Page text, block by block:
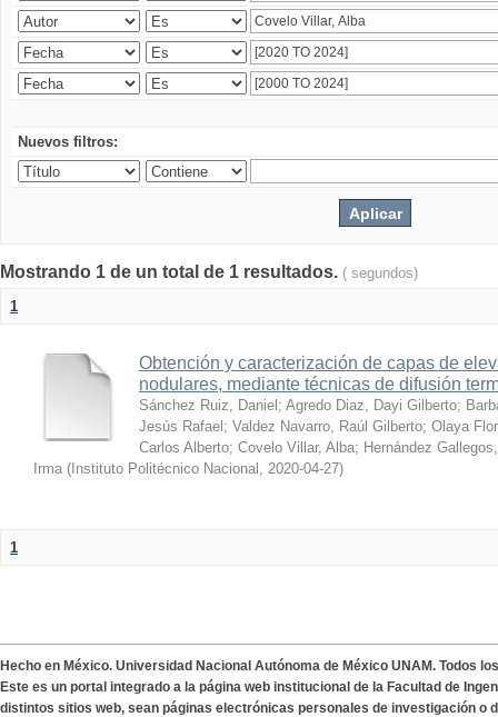
Nuevos filtros:
Mostrando 1 de un total de 1 resultados. ( segundos)
1
Obtención y caracterización de capas de
nodulares, mediante técnicas de difusión
Sánchez Ruiz, Daniel ; Agredo Diaz, Dayi Gilberto;
Jesús Rafael ; Valdez Navarro, Raúl Gilberto; Olaya
Carlos Alberto; Covelo Villar, Alba; Hernández
Irma ( Instituto Politécnico Nacional , 2020-04-27)
1
Hecho en México. Universidad Nacional Autónoma de México UNAM. Todos
Este es un portal integrado a la página web institucional de la Facultad de
distintos sitios web, sean páginas electrónicas personales de investigación o